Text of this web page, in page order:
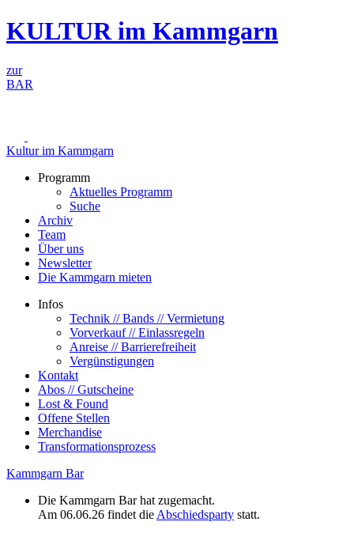
Zum
Inhalt
KULTUR im Kammgarn
zur
BAR
Kultur im Kammgarn
Programm
Aktuelles Programm
Suche
Archiv
Team
Über uns
Newsletter
Die Kammgarn mieten
Infos
Technik // Bands // Vermietung
Vorverkauf // Einlassregeln
Anreise // Barrierefreiheit
Vergünstigungen
Kontakt
Abos // Gutscheine
Lost & Found
Offene Stellen
Merchandise
Transformationsprozess
Kammgarn Bar
Die Kammgarn Bar hat zugemacht.
Am 06.06.26 findet die Abschiedsparty statt.